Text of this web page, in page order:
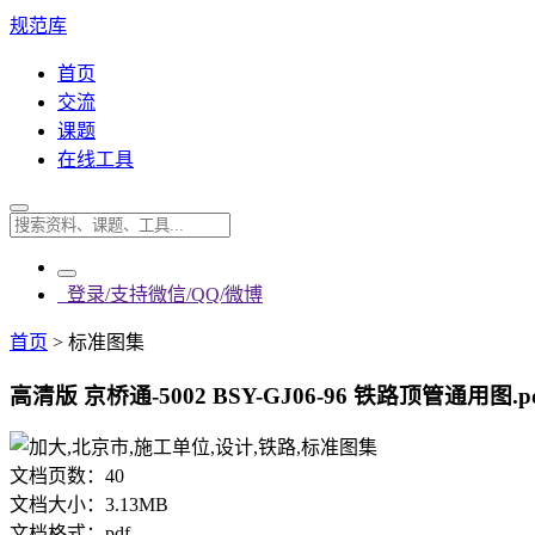
规范库
首页
交流
课题
在线工具
登录/支持微信/QQ/微博
首页 > 标准图集
高清版 京桥通-5002 BSY-GJ06-96 铁路顶管通用图
文档页数： 40
文档大小： 3.13MB